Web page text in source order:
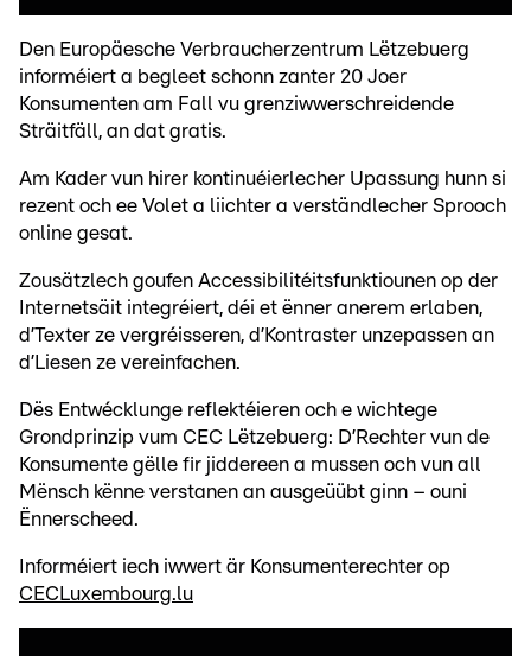
Den Europäesche Verbraucherzentrum Lëtzebuerg
informéiert a begleet schonn zanter 20 Joer
Konsumenten am Fall vu grenziwwerschreidende
Sträitfäll, an dat gratis.
Am Kader vun hirer kontinuéierlecher Upassung hunn si
rezent och ee Volet a liichter a verständlecher Sprooch
online gesat.
Zousätzlech goufen Accessibilitéitsfunktiounen op der
Internetsäit integréiert, déi et ënner anerem erlaben,
d’Texter ze vergréisseren, d’Kontraster unzepassen an
d’Liesen ze vereinfachen.
Dës Entwécklunge reflektéieren och e wichtege
Grondprinzip vum CEC Lëtzebuerg: D’Rechter vun de
Konsumente gëlle fir jiddereen a mussen och vun all
Mënsch kënne verstanen an ausgeüübt ginn – ouni
Ënnerscheed.
Informéiert iech iwwert är Konsumenterechter op
CECLuxembourg.lu